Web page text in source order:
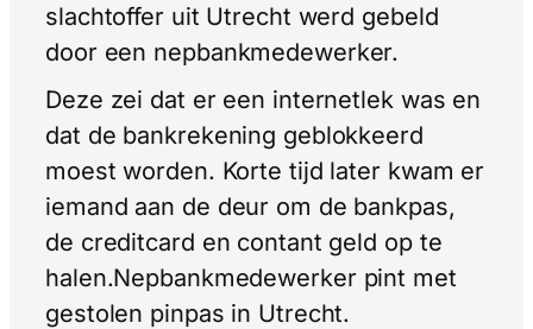
slachtoffer uit Utrecht werd gebeld
door een nepbankmedewerker.
Deze zei dat er een internetlek was en
dat de bankrekening geblokkeerd
moest worden. Korte tijd later kwam er
iemand aan de deur om de bankpas,
de creditcard en contant geld op te
halen.Nepbankmedewerker pint met
gestolen pinpas in Utrecht.